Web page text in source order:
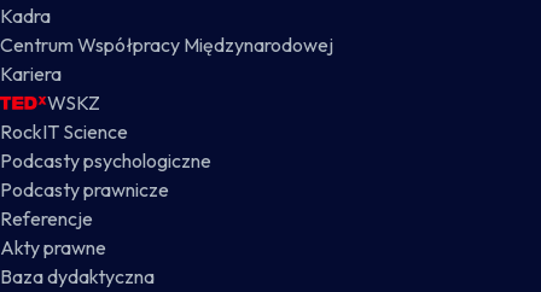
Kadra
Centrum Współpracy Międzynarodowej
Kariera
WSKZ
RockIT Science
Podcasty psychologiczne
Podcasty prawnicze
Referencje
Akty prawne
Baza dydaktyczna